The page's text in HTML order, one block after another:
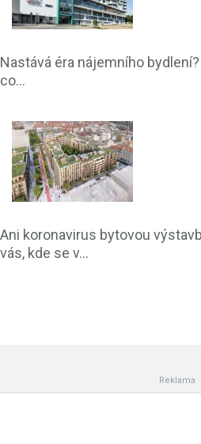
Nastává éra nájemního
co...
Ani koronavirus bytovou
vás, kde se v...